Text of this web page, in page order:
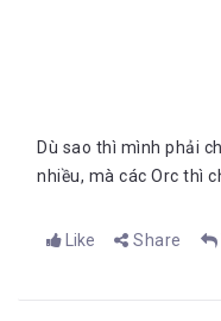
Dù sao thì mình phải
nhiều, mà các Orc thì
Like Share